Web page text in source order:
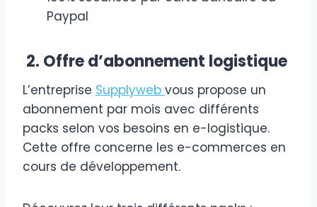
Paypal
2. Offre d’abonnement logistique
L’entreprise Supplyweb vous propose un
abonnement par mois avec différents
packs selon vos besoins en e-logistique.
Cette offre concerne les e-commerces en
cours de développement.